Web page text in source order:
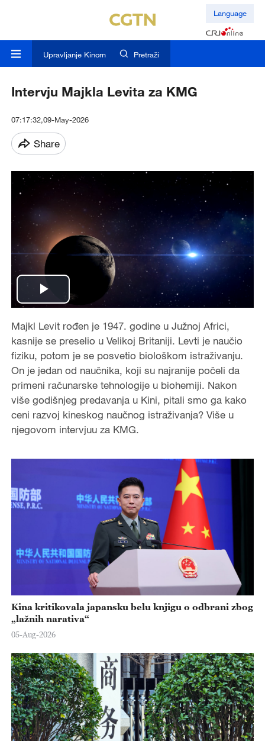
Language
Upravljanje Kinom Pretraži
Intervju Majkla Levita za KMG
07:17:32,09-May-2026
Share
Play
Video
Majkl Levit rođen je 1947. godine u Južnoj Africi,
kasnije se preselio u Velikoj Britaniji. Levti je naučio
fiziku, potom je se posvetio biološkom istraživanju.
On je jedan od naučnika, koji su najranije počeli da
primeni računarske tehnologije u biohemiji. Nakon
više godišnjeg predavanja u Kini, pitali smo ga kako
ceni razvoj kineskog naučnog istraživanja? Više u
njegovom intervjuu za KMG.
Kina kritikovala japansku belu knjigu o odbrani zbog
„lažnih narativa“
05-Aug-2026